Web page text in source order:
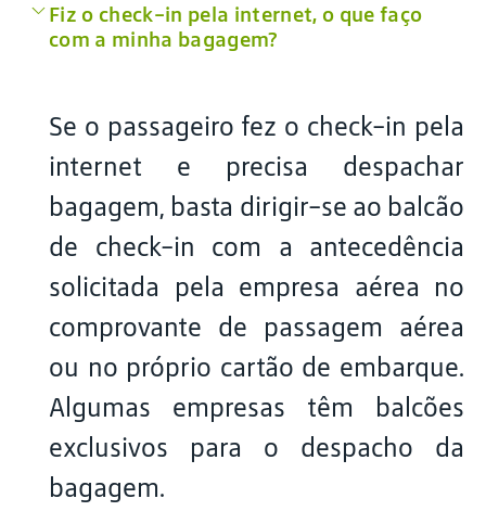
Fiz o check-in pela internet, o que faço
com a minha bagagem?
Se o passageiro fez o check-in pela
internet e precisa despachar
bagagem, basta dirigir-se ao balcão
de check-in com a antecedência
solicitada pela empresa aérea no
comprovante de passagem aérea
ou no próprio cartão de embarque.
Algumas empresas têm balcões
exclusivos para o despacho da
bagagem.